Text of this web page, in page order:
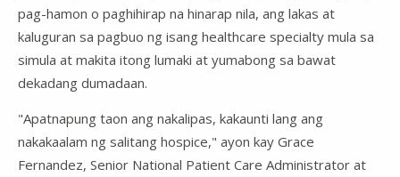
pag-hamon o paghihirap na hinarap nila, ang lakas at
kaluguran sa pagbuo ng isang healthcare specialty mula sa
simula at makita itong lumaki at yumabong sa bawat
dekadang dumadaan.
"Apatnapung taon ang nakalipas, kakaunti lang ang
nakakaalam ng salitang hospice," ayon kay Grace
Fernandez, Senior National Patient Care Administrator at